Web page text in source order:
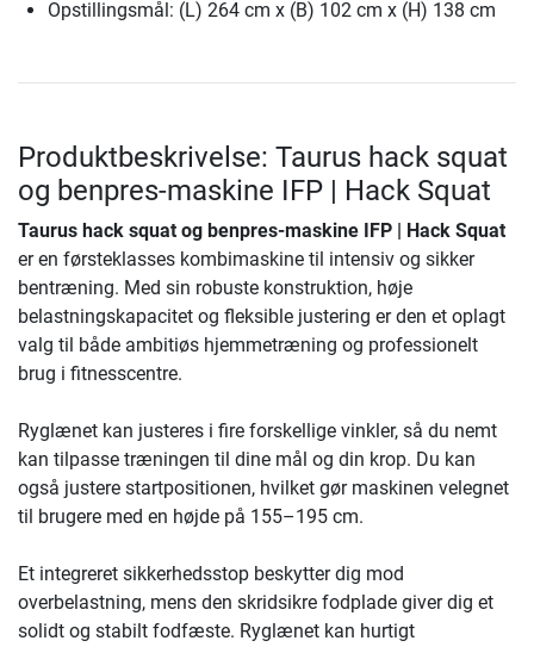
Opstillingsmål: (L) 264 cm x (B) 102 cm x (H) 138 cm
Produktbeskrivelse: Taurus hack squat
og benpres-maskine IFP | Hack Squat
Taurus hack squat og benpres-maskine IFP | Hack Squat
er en førsteklasses kombimaskine til intensiv og sikker
bentræning. Med sin robuste konstruktion, høje
belastningskapacitet og fleksible justering er den et oplagt
valg til både ambitiøs hjemmetræning og professionelt
brug i fitnesscentre.
Ryglænet kan justeres i fire forskellige vinkler, så du nemt
kan tilpasse træningen til dine mål og din krop. Du kan
også justere startpositionen, hvilket gør maskinen velegnet
til brugere med en højde på 155–195 cm.
Et integreret sikkerhedsstop beskytter dig mod
overbelastning, mens den skridsikre fodplade giver dig et
solidt og stabilt fodfæste. Ryglænet kan hurtigt